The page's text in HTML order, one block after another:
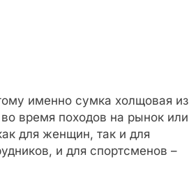
именно сумка холщовая из
время походов на рынок или
для женщин, так и для
и для спортсменов –